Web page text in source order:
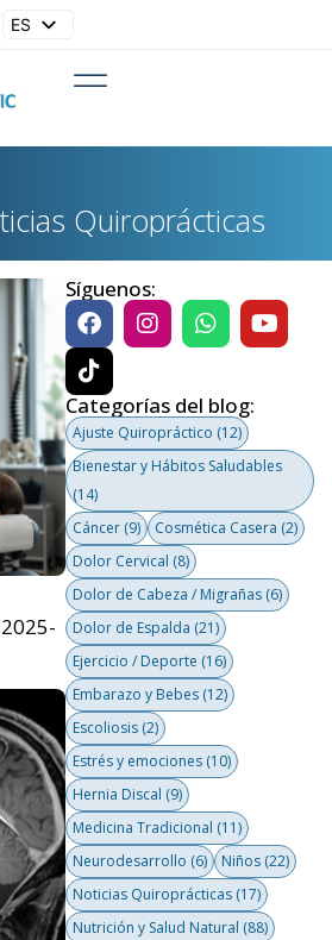
ES
Quiroprácticas
Síguenos:
Categorías del blog:
Ajuste Quiropráctico (12)
Bienestar y Hábitos Saludables
(14)
Cáncer (9) Cosmética Casera (2)
Dolor Cervical (8)
Dolor de Cabeza / Migrañas (6)
Dolor de Espalda (21)
Ejercicio / Deporte (16)
Embarazo y Bebes (12)
Escoliosis (2)
Estrés y emociones (10)
Hernia Discal (9)
Medicina Tradicional (11)
Neurodesarrollo (6) Niños (22)
Noticias Quiroprácticas (17)
Nutrición y Salud Natural (88)